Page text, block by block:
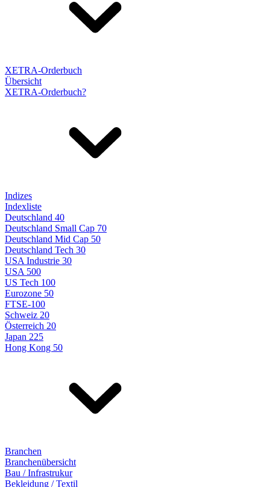
XETRA-Orderbuch
Übersicht
XETRA-Orderbuch?
Indizes
Indexliste
Deutschland 40
Deutschland Small Cap 70
Deutschland Mid Cap 50
Deutschland Tech 30
USA Industrie 30
USA 500
US Tech 100
Eurozone 50
FTSE-100
Schweiz 20
Österreich 20
Japan 225
Hong Kong 50
Branchen
Branchenübersicht
Bau / Infrastrukur
Bekleidung / Textil